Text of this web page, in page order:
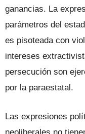
ganancias. La
parámetros del
es pisoteada con
intereses
persecución son
por la paraestatal.
Las expresiones